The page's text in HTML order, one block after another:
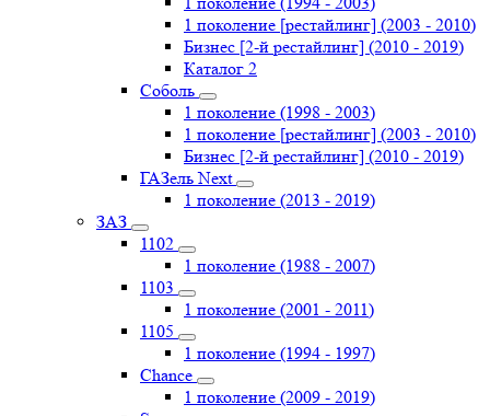
1 поколение [рестайлинг] (2003 - 2010)
Бизнес [2-й рестайлинг] (2010 - 2019)
Каталог 2
Соболь
1 поколение (1998 - 2003)
1 поколение [рестайлинг] (2003 - 2010)
Бизнес [2-й рестайлинг] (2010 - 2019)
ГАЗель Next
1 поколение (2013 - 2019)
ЗАЗ
1102
1 поколение (1988 - 2007)
1103
1 поколение (2001 - 2011)
1105
1 поколение (1994 - 1997)
Chance
1 поколение (2009 - 2019)